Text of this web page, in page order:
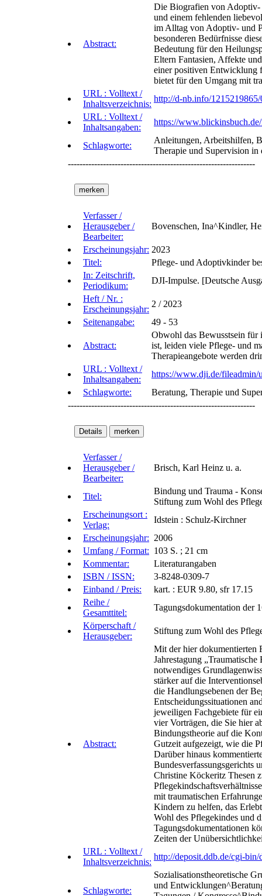
Abstract:
Die Biografien von Adoptiv-
und einem fehlenden
im Alltag von Adoptiv- und
besonderen Bedürfnisse
Bedeutung für den
Eltern Fantasien, Affekte
einer positiven Entwicklung
bietet für den Umgang mit
URL : Volltext /
Inhaltsverzeichnis:
http://d-nb.info/1215219865/
URL : Volltext /
Inhaltsangaben:
https://
Schlagworte:
Anleitungen, Arbeitshilfen,
Therapie und Supervision
----------------------------------------------------------------
Verfasser /
Herausgeber /
Bearbeiter:
Bovenschen, Ina^Kindler,
Erscheinungsjahr: 2023
Titel:
Pflege- und Adoptivkinder
In: Zeitschrift,
Periodikum:
DJI-Impulse. [Deutsche
Heft / Nr. :
Erscheinungsjahr:
2 / 2023
Seitenangabe:
49 - 53
Abstract:
Obwohl das Bewusstsein für
ist, leiden viele Pflege- und
Therapieangebote werden
URL : Volltext /
Inhaltsangaben:
https://www.dji.de/fileadmin/
Schlagworte:
Beratung, Therapie und
----------------------------------------------------------------
Verfasser /
Herausgeber /
Bearbeiter:
Brisch, Karl Heinz u. a.
Titel:
Bindung und Trauma -
Stiftung zum Wohl des
Erscheinungsort :
Verlag:
Idstein : Schulz-Kirchner
Erscheinungsjahr: 2006
Umfang / Format: 103 S. ; 21 cm
Kommentar:
Literaturangaben
ISBN / ISSN:
3-8248-0309-7
Einband / Preis:
kart. : EUR 9.80, sfr 17.15
Reihe /
Gesamttitel:
Tagungsdokumentation der
Körperschaft /
Herausgeber:
Stiftung zum Wohl des
Abstract:
Mit der hier dokumentierten
Jahrestagung
notwendiges
stärker auf die
die Handlungs­ebenen der
Entscheidungssituationen
jeweiligen Fachgebiete für
vier Vorträgen, die Sie hier
Bindungstheorie auf die
Gutzeit aufgezeigt, wie die
Darüber hinaus
Bundesverfassungsgerichts
Christine Köckeritz Thesen
mit traumatischen
Kindern zu helfen, das
Wohl des Pflegekindes und
Tagungsdokumentationen
Zeiten der
URL : Volltext /
Inhaltsverzeichnis:
http://deposit.ddb.de/cgi-
Schlagworte:
Sozialisationstheoretische
und